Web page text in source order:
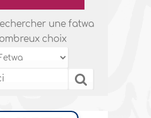
une fatwa
choix